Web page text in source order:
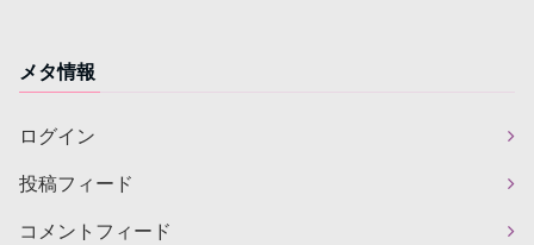
メタ情報
ログイン
投稿フィード
コメントフィード